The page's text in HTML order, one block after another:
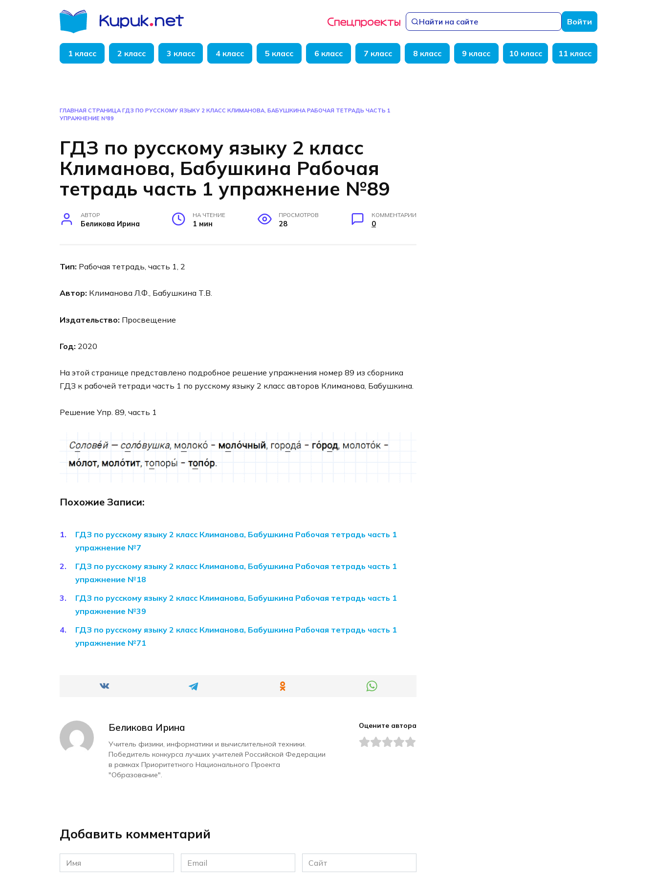
Найти на сайте Войти
1 класс 2 класс 3 класс 4 класс 5 класс 6 класс 7 класс 8 класс 9 класс 10 класс 11 класс
ГЛАВНАЯ СТРАНИЦА ГДЗ ПО РУССКОМУ ЯЗЫКУ 2 КЛАСС КЛИМАНОВА, БАБУШКИНА РАБОЧАЯ ТЕТРАДЬ ЧАСТЬ 1
УПРАЖНЕНИЕ №89
ГДЗ по русскому языку 2 класс
Климанова, Бабушкина Рабочая
тетрадь часть 1 упражнение №89
АВТОР
Беликова Ирина
НА ЧТЕНИЕ
1 мин
ПРОСМОТРОВ
28
КОММЕНТАРИИ
0
Тип: Рабочая тетрадь, часть 1, 2
Автор: Климанова Л.Ф., Бабушкина Т.В.
Издательство: Просвещение
Год: 2020
На этой странице представлено подробное решение упражнения номер 89 из сборника
ГДЗ к рабочей тетради часть 1 по русскому языку 2 класс авторов Климанова, Бабушкина.
Решение Упр. 89, часть 1
Похожие Записи:
ГДЗ по русскому языку 2 класс Климанова, Бабушкина Рабочая тетрадь часть 1
упражнение №7
ГДЗ по русскому языку 2 класс Климанова, Бабушкина Рабочая тетрадь часть 1
упражнение №18
ГДЗ по русскому языку 2 класс Климанова, Бабушкина Рабочая тетрадь часть 1
упражнение №39
ГДЗ по русскому языку 2 класс Климанова, Бабушкина Рабочая тетрадь часть 1
упражнение №71
Беликова Ирина
Учитель физики, информатики и вычислительной техники.
Победитель конкурса лучших учителей Российской Федерации
в рамках Приоритетного Национального Проекта
"Образование".
Оцените автора
Добавить комментарий
Имя
*
Email
*
Сайт